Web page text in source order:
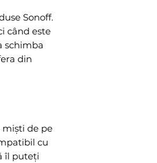
Sonoff.
când este
schimba
din
miști de pe
cu
îl puteți